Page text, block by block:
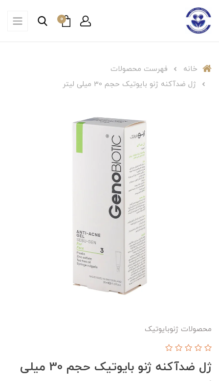
0
خانه
فهرست محصولات
ژل ضدآکنه ژنو بایوتیک حجم 30 میلی لیتر
محصولات ژنوبایوتیک
ژل ضدآکنه ژنو بایوتیک حجم 30 میلی